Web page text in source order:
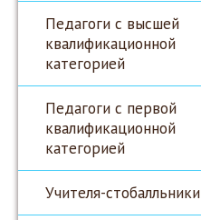
Педагоги с высшей
квалификационной
категорией
Педагоги с первой
квалификационной
категорией
Учителя-стобалльники